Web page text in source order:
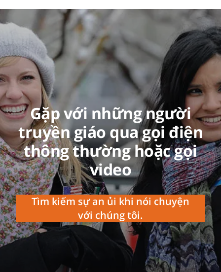
Gặp với những người
truyền giáo qua gọi điện
thông thường hoặc gọi
video
Tìm kiếm sự an ủi khi nói chuyện
với chúng tôi.